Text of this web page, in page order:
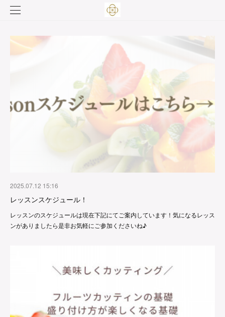
2025.07.12 15:16
レッスンスケジュール！
レッスンのスケジュールは現在下記にてご案内しています！気になるレッス
ンがありましたら是非お気軽にご参加くださいね♪